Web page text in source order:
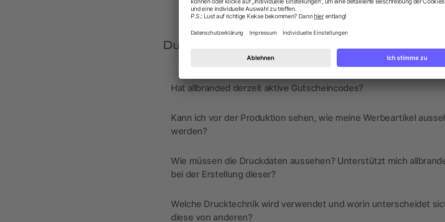
Du hast Fragen? Wir haben die Antworten.
Hat allbranded derzeit aktive Gutscheincodes?
Kann ich vor der Produktion sehen, wie meine Werbeartikel
werden?
Wie müssen die Druckdaten aussehen? Unterstützt mich
bei der Erstellung dieser?
Welche Drucktechnik wird verwendet und worin unterscheidet
diese von anderen?